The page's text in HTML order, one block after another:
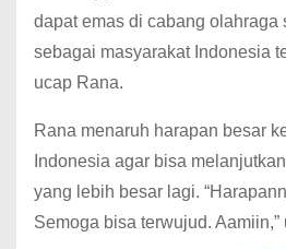
dapat emas di cabang olahraga
sebagai masyarakat Indonesia
ucap Rana.
Rana menaruh harapan besar
Indonesia agar bisa
yang lebih besar lagi.
Semoga bisa terwujud.